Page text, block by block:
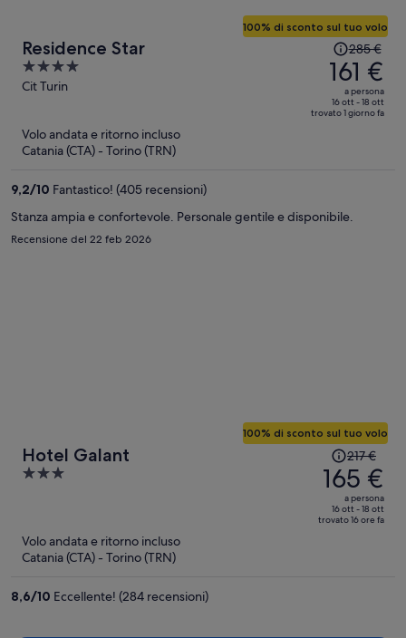
Residence Star
4
out
Cit Turin
100% di sconto sul tuo volo
Il
prezzo
era
285 €,
ora
285 €
161 €
a persona
16 ott - 18 ott
trovato 1 giorno fa
Volo andata e ritorno incluso
Catania (CTA) - Torino (TRN)
9,2/10 Fantastico! (405 recensioni)
Stanza ampia e confortevole. Personale gentile e disponibile.
Recensione del 22 feb 2026
Hotel Galant
3
100% di sconto sul tuo volo
prezzo
era
217 €,
ora
217 €
165 €
a persona
16 ott - 18 ott
trovato 16 ore fa
Volo andata e ritorno incluso
Catania (CTA) - Torino (TRN)
8,6/10 Eccellente! (284 recensioni)